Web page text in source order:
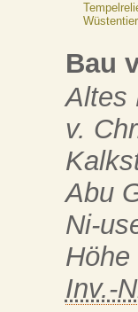
Bau
Altes
v.
Abu
Ni-
Inv.-